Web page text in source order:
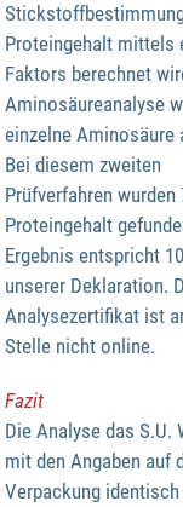
Proteingehalt mittels
Faktors berechnet
Aminosäureanalyse
einzelne Aminosäure
Bei diesem zweiten
Prüfverfahren wurden
Proteingehalt
Ergebnis entspricht
unserer Deklaration.
Analysezertifikat ist
Stelle nicht online.
Fazit
Die Analyse das S.U.
mit den Angaben auf
Verpackung